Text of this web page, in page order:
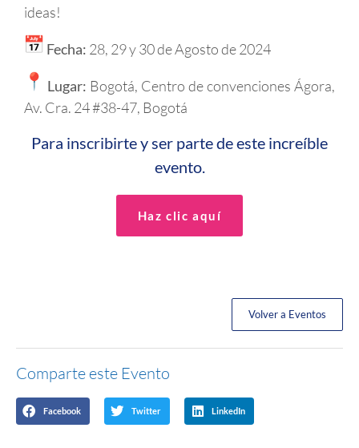
ideas!
Fecha: 28, 29 y 30 de Agosto de 2024
Lugar: Bogotá, Centro de convenciones Ágora,
Av. Cra. 24 #38-47, Bogotá
Para inscribirte y ser parte de este increíble
evento.
Haz clic aquí
Volver a Eventos
Comparte este Evento
Facebook Twitter LinkedIn